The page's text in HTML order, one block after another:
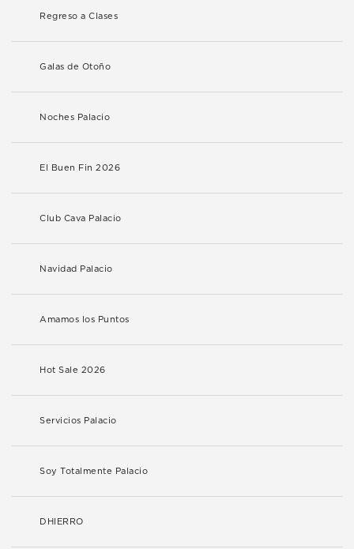
Regreso a Clases
Galas de Otoño
Noches Palacio
El Buen Fin 2026
Club Cava Palacio
Navidad Palacio
Amamos los Puntos
Hot Sale 2026
Servicios Palacio
Soy Totalmente Palacio
DHIERRO